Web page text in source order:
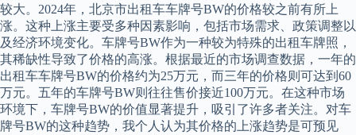
较大。2024年，北京市出租车车牌号BW的价格较之前有所上
涨。这种上涨主要受多种因素影响，包括市场需求、政策调整以
及经济环境变化。车牌号BW作为一种较为特殊的出租车牌照，
其稀缺性导致了价格的高涨。根据最近的市场调查数据，一年的
出租车车牌号BW的价格约为25万元，而三年的价格则可达到60
万元。五年的车牌号BW则往往售价接近100万元。在这种市场
环境下，车牌号BW的价值显著提升，吸引了许多者关注。对车
牌号BW的这种趋势，我个人认为其价格的上涨趋势是可预见